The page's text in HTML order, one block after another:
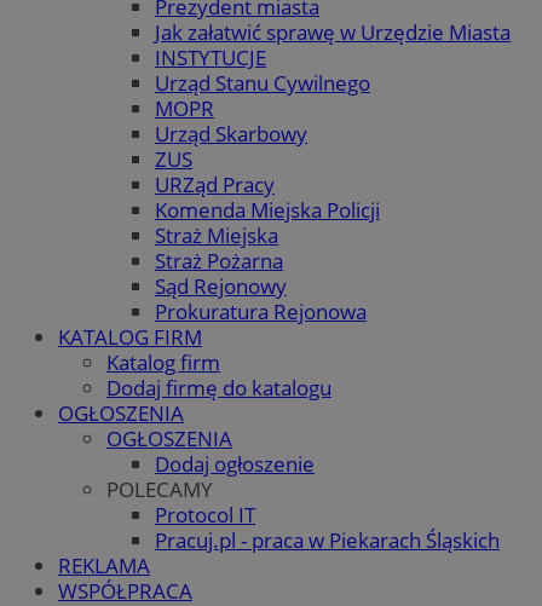
Prezydent miasta
Jak załatwić sprawę w Urzędzie Miasta
INSTYTUCJE
Urząd Stanu Cywilnego
MOPR
Urząd Skarbowy
ZUS
URZąd Pracy
Komenda Miejska Policji
Straż Miejska
Straż Pożarna
Sąd Rejonowy
Prokuratura Rejonowa
KATALOG FIRM
Katalog firm
Dodaj firmę do katalogu
OGŁOSZENIA
OGŁOSZENIA
Dodaj ogłoszenie
POLECAMY
Protocol IT
Pracuj.pl - praca w Piekarach Śląskich
REKLAMA
WSPÓŁPRACA